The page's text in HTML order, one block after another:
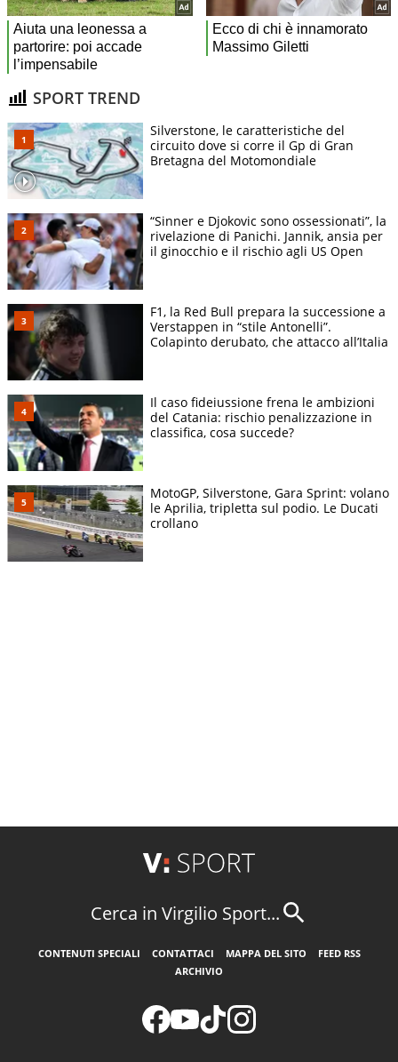
SPORT TREND
Silverstone, le caratteristiche del
circuito dove si corre il Gp di Gran
Bretagna del Motomondiale
“Sinner e Djokovic sono ossessionati”, la
rivelazione di Panichi. Jannik, ansia per
il ginocchio e il rischio agli US Open
F1, la Red Bull prepara la successione a
Verstappen in “stile Antonelli”.
Colapinto derubato, che attacco all’Italia
Il caso fideiussione frena le ambizioni
del Catania: rischio penalizzazione in
classifica, cosa succede?
MotoGP, Silverstone, Gara Sprint: volano
le Aprilia, tripletta sul podio. Le Ducati
crollano
Cerca in Virgilio Sport...
CONTENUTI SPECIALI CONTATTACI MAPPA DEL SITO
FEED RSS
ARCHIVIO